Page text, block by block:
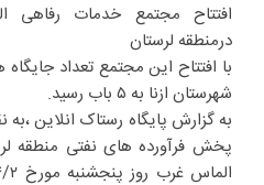
افتتاح مجتمع خدمات رفاهی
درمنطقه لرستان
با افتتاح این مجتمع تعداد
شهرستان ازنا به ۵ باب رسید.
به گزارش پایگاه رستاک انلاین
پخش فرآورده های نفتی منطقه